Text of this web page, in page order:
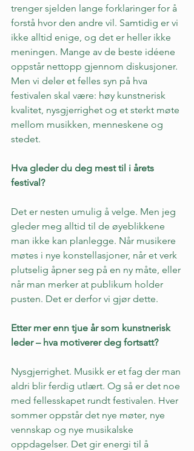
trenger sjelden lange forklaringer for å
forstå hvor den andre vil. Samtidig er vi
ikke alltid enige, og det er heller ikke
meningen. Mange av de beste idéene
oppstår nettopp gjennom diskusjoner.
Men vi deler et felles syn på hva
festivalen skal være: høy kunstnerisk
kvalitet, nysgjerrighet og et sterkt møte
mellom musikken, menneskene og
stedet.
Hva gleder du deg mest til i årets
festival?
Det er nesten umulig å velge. Men jeg
gleder meg alltid til de øyeblikkene
man ikke kan planlegge. Når musikere
møtes i nye konstellasjoner, når et verk
plutselig åpner seg på en ny måte, eller
når man merker at publikum holder
pusten. Det er derfor vi gjør dette.
Etter mer enn tjue år som kunstnerisk
leder – hva motiverer deg fortsatt?
Nysgjerrighet. Musikk er et fag der man
aldri blir ferdig utlært. Og så er det noe
med fellesskapet rundt festivalen. Hver
sommer oppstår det nye møter, nye
vennskap og nye musikalske
oppdagelser. Det gir energi til å